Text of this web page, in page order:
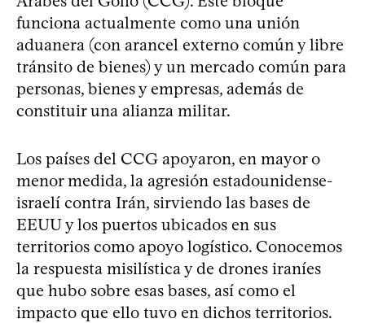
funciona actualmente como una unión
aduanera (con arancel externo común y libre
tránsito de bienes) y un mercado común para
personas, bienes y empresas, además de
constituir una alianza militar.
Los países del CCG apoyaron, en mayor o
menor medida, la agresión estadounidense-
israelí contra Irán, sirviendo las bases de
EEUU y los puertos ubicados en sus
territorios como apoyo logístico. Conocemos
la respuesta misilística y de drones iraníes
que hubo sobre esas bases, así como el
impacto que ello tuvo en dichos territorios.